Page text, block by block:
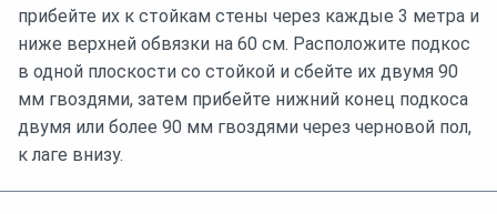
прибейте их к стойкам стены через каждые 3 метра и
ниже верхней обвязки на 60 см. Расположите подкос
в одной плоскости со стойкой и сбейте их двумя 90
мм гвоздями, затем прибейте нижний конец подкоса
двумя или более 90 мм гвоздями через черновой пол,
к лаге внизу.